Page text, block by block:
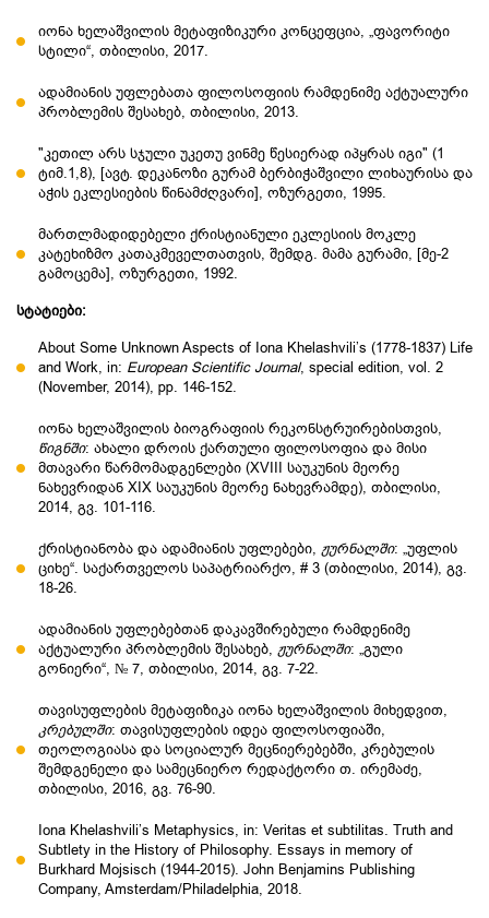
იონა ხელაშვილის მეტაფიზიკური კონცეფცია, „ფავორიტი
სტილი“, თბილისი, 2017.
ადამიანის უფლებათა ფილოსოფიის რამდენიმე აქტუალური
პრობლემის შესახებ, თბილისი, 2013.
"კეთილ არს სჯული უკეთუ ვინმე წესიერად იპყრას იგი" (1
ტიმ.1,8), [ავტ. დეკანოზი გურამ ბერბიჭაშვილი ლიხაურისა და
აჭის ეკლესიების წინამძღვარი], ოზურგეთი, 1995.
მართლმადიდებელი ქრისტიანული ეკლესიის მოკლე
კატეხიზმო კათაკმეველთათვის, შემდგ. მამა გურამი, [მე-2
გამოცემა], ოზურგეთი, 1992.
სტატიები:
About Some Unknown Aspects of Iona Khelashvili’s (1778-1837) Life
and Work, in: European Scientific Journal, special edition, vol. 2
(November, 2014), pp. 146-152.
იონა ხელაშვილის ბიოგრაფიის რეკონსტრუირებისთვის,
წიგნში: ახალი დროის ქართული ფილოსოფია და მისი
მთავარი წარმომადგენლები (XVIII საუკუნის მეორე
ნახევრიდან XIX საუკუნის მეორე ნახევრამდე), თბილისი,
2014, გვ. 101-116.
ქრისტიანობა და ადამიანის უფლებები, ჟურნალში: „უფლის
ციხე“. საქართველოს საპატრიარქო, # 3 (თბილისი, 2014), გვ.
18-26.
ადამიანის უფლებებთან დაკავშირებული რამდენიმე
აქტუალური პრობლემის შესახებ, ჟურნალში: „გული
გონიერი“, № 7, თბილისი, 2014, გვ. 7-22.
თავისუფლების მეტაფიზიკა იონა ხელაშვილის მიხედვით,
კრებულში: თავისუფლების იდეა ფილოსოფიაში,
თეოლოგიასა და სოციალურ მეცნიერებებში, კრებულის
შემდგენელი და სამეცნიერო რედაქტორი თ. ირემაძე,
თბილისი, 2016, გვ. 76-90.
Iona Khelashvili’s Metaphysics, in: Veritas et subtilitas. Truth and
Subtlety in the History of Philosophy. Essays in memory of
Burkhard Mojsisch (1944-2015). John Benjamins Publishing
Company, Amsterdam/Philadelphia, 2018.